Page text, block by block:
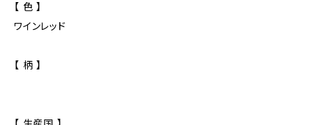
【 色 】
ワインレッド
【 柄 】